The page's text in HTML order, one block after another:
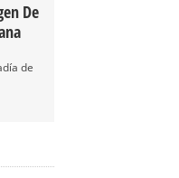
De
de